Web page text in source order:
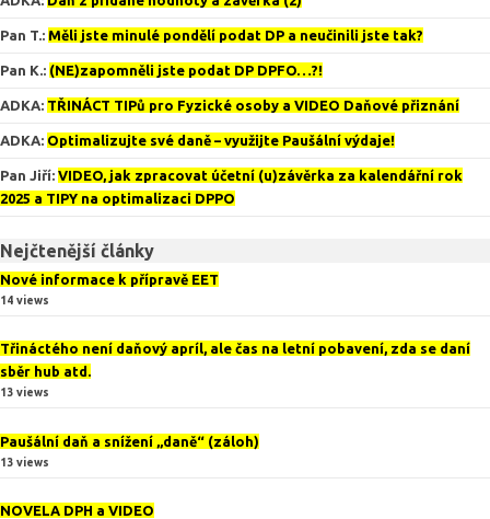
Pan T. : Měli jste minulé pondělí podat DP a neučinili jste tak?
Pan K. : (NE)zapomněli jste podat DP DPFO…?!
ADKA: TŘINÁCT TIPů pro Fyzické osoby a VIDEO Daňové přiznání
ADKA: Optimalizujte své daně – využijte Paušální výdaje!
Pan Jiří: VIDEO, jak zpracovat účetní (u)závěrka za kalendářní rok
2025 a TIPY na optimalizaci DPPO
Nejčtenější články
Nové informace k přípravě EET
14 views
Třináctého není daňový apríl, ale čas na letní pobavení, zda se daní
sběr hub atd.
13 views
Paušální daň a snížení „daně“ (záloh)
13 views
NOVELA DPH a VIDEO